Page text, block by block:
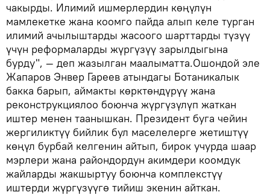
чакырды. Илимий ишмерлердин көңүлүн
мамлекетке жана коомго пайда алып келе турган
илимий ачылыштарды жасоого шарттарды түзүү
үчүн реформаларды жүргүзүү зарылдыгына
бурду", — деп жазылган маалыматта.Ошондой эле
Жапаров Энвер Гареев атындагы Ботаникалык
бакка барып, аймакты көрктөндүрүү жана
реконструкциялоо боюнча жүргүзүлүп жаткан
иштер менен таанышкан. Президент буга чейин
жергиликтүү бийлик бул маселелерге жетиштүү
көңүл бурбай келгенин айтып, бирок учурда шаар
мэрлери жана райондордун акимдери коомдук
жайларды жакшыртуу боюнча комплекстүү
иштерди жүргүзүүгө тийиш экенин айткан.